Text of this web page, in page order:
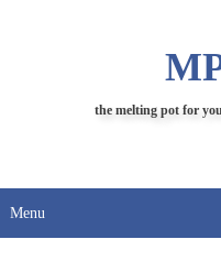
the melting pot